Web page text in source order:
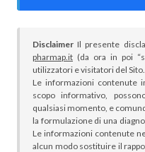
Disclaimer Il presente
pharmap.it (da ora in poi
utilizzatori e visitatori del Sito.
Le informazioni contenute
scopo informativo,
qualsiasi momento, e
la formulazione di una
Le informazioni contenute
alcun modo sostituire il